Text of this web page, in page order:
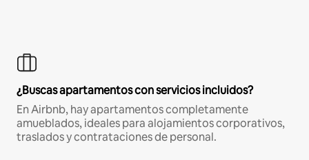
¿Buscas apartamentos con servicios incluidos?
En Airbnb, hay apartamentos completamente
amueblados, ideales para alojamientos corporativos,
traslados y contrataciones de personal.